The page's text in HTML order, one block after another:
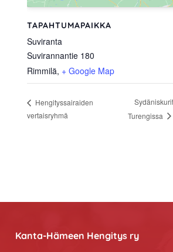
TAPAHTUMAPAIKKA
Suviranta
Suvirannantie 180
Rimmilä, + Google Map
Hengityssairaiden
vertaisryhmä
Turengissa
Kanta-Hämeen Hengitys ry